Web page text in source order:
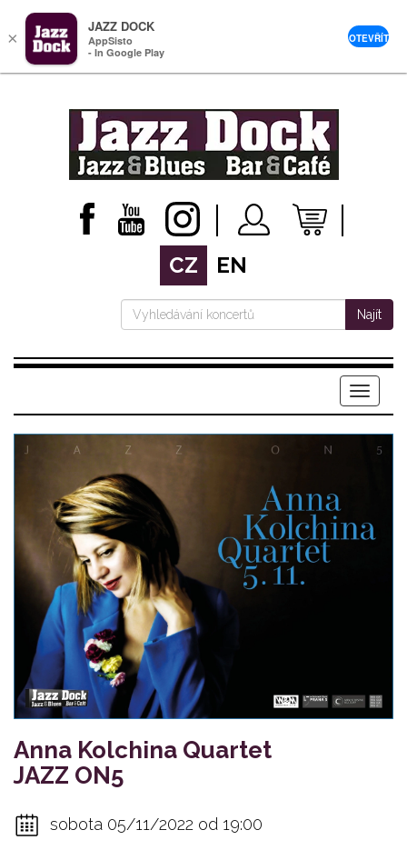
CZ EN
Najít
Menu
Anna Kolchina Quartet
JAZZ ON5
sobota 05/11/2022 od 19:00
×
JAZZ DOCK
AppSisto
- In Google Play
OTEVŘÍT